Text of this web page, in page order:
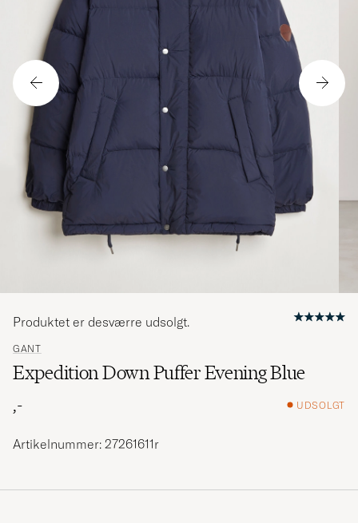
GANT
Expedition Down Puffer Evening Blue
,-
UDSOLGT
Produktet er desværre udsolgt.
Artikelnummer: 27261611r